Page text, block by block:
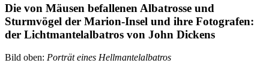
Image
Die von Mäusen befallenen Albatrosse und
Sturmvögel der Marion-Insel und ihre Fotografen:
der Lichtmantelalbatros von John Dickens
Bild oben: Porträt eines Hellmantelalbatros